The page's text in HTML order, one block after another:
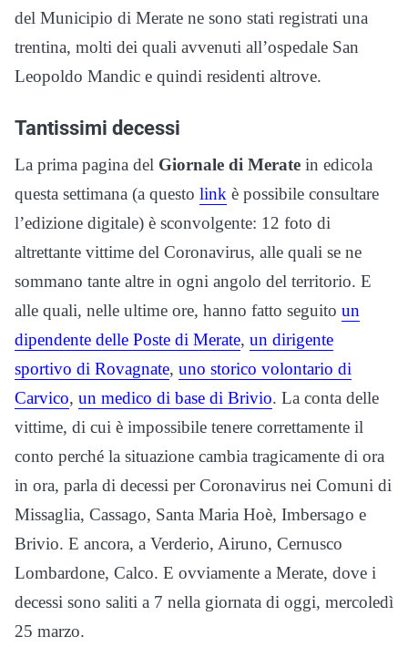
del Municipio di Merate ne sono stati registrati una
trentina, molti dei quali avvenuti all’ospedale San
Leopoldo Mandic e quindi residenti altrove.
Tantissimi decessi
La prima pagina del Giornale di Merate in edicola
questa settimana (a questo link è possibile consultare
l’edizione digitale) è sconvolgente: 12 foto di
altrettante vittime del Coronavirus, alle quali se ne
sommano tante altre in ogni angolo del territorio. E
alle quali, nelle ultime ore, hanno fatto seguito un
dipendente delle Poste di Merate, un dirigente
sportivo di Rovagnate, uno storico volontario di
Carvico, un medico di base di Brivio. La conta delle
vittime, di cui è impossibile tenere correttamente il
conto perché la situazione cambia tragicamente di ora
in ora, parla di decessi per Coronavirus nei Comuni di
Missaglia, Cassago, Santa Maria Hoè, Imbersago e
Brivio. E ancora, a Verderio, Airuno, Cernusco
Lombardone, Calco. E ovviamente a Merate, dove i
decessi sono saliti a 7 nella giornata di oggi, mercoledì
25 marzo.